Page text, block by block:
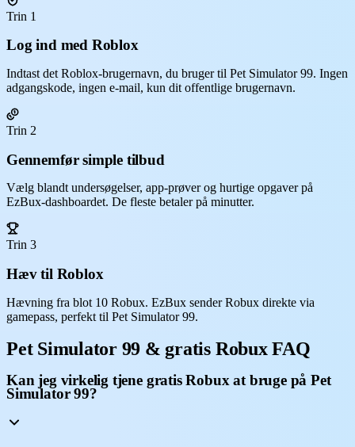
Trin 1
Log ind med Roblox
Indtast det Roblox-brugernavn, du bruger til Pet Simulator 99. Ingen
adgangskode, ingen e-mail, kun dit offentlige brugernavn.
Trin 2
Gennemfør simple tilbud
Vælg blandt undersøgelser, app-prøver og hurtige opgaver på
EzBux-dashboardet. De fleste betaler på minutter.
Trin 3
Hæv til Roblox
Hævning fra blot 10 Robux. EzBux sender Robux direkte via
gamepass, perfekt til Pet Simulator 99.
Pet Simulator 99 & gratis Robux FAQ
Kan jeg virkelig tjene gratis Robux at bruge på Pet
Simulator 99?